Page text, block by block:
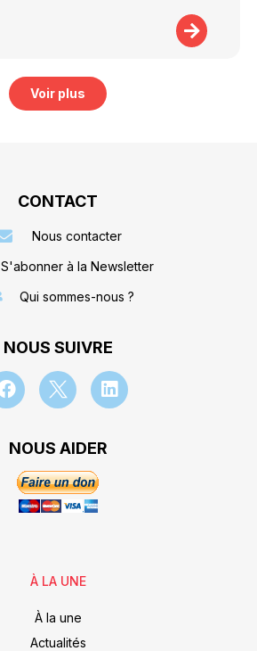
Voir plus
CONTACT
Nous contacter
S'abonner à la Newsletter
Qui sommes-nous ?
NOUS SUIVRE
NOUS AIDER
À LA UNE
À la une
Actualités